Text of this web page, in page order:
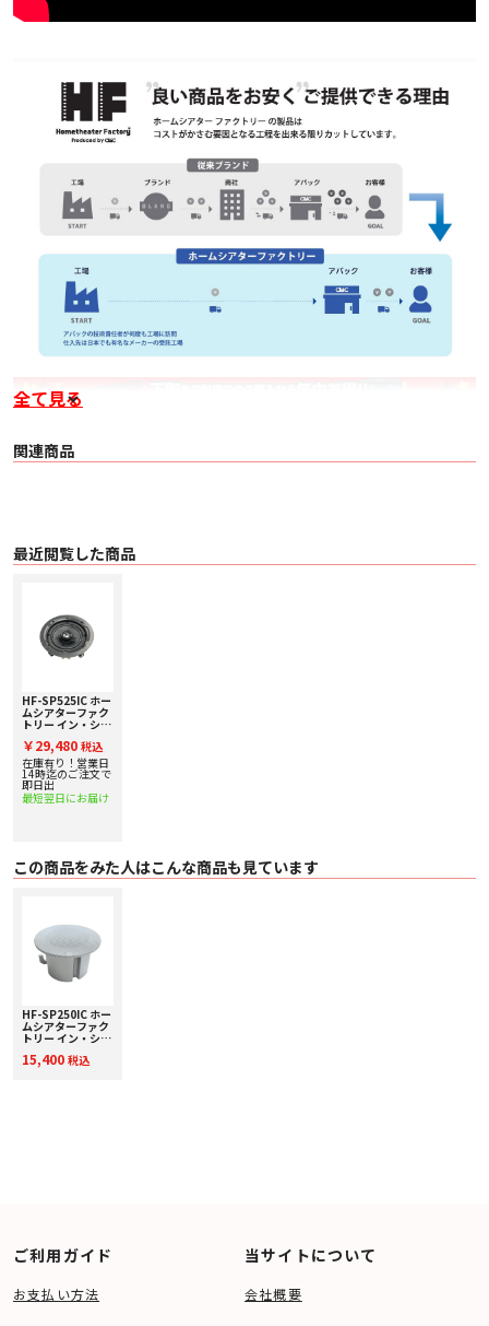
■ 主な特長
〇 リビングルームのサラウンドスピーカーとしてに綺麗に設置出来るようサイ
〇 ウーファー部には音の正確性とパワー感、耐久性にも優れたファイバーグラ
スコーンを採用。
〇 音の透過性と耐久性に考慮されたフランジレスのサランネットを付属。
〇 可動型ツィーター（前後左右に約10度）の採用により、視聴位置方向へ音
〇 部屋の状況やお好みに合わせ、±3dBの音圧調整が出来るスイッチを搭載。
■ 主な仕様
〇 ツィーター 25mmメタルドーム 回転型ツィーター
〇 ウーファー 5.25インチファイバーグラスコーン ラバーエッジ型ウーファー
全て見る
関連商品
最近閲覧した商品
HF-SP525IC ホー
ムシアターファク
トリー イン・シー
[1台]
￥29,480 税込
在庫有り！営業日
14時迄のご注文で
即日出
最短翌日にお届け
この商品をみた人はこんな商品も見ています
HF-SP250IC ホー
ムシアターファク
トリー イン・シー
[1台] 超小型埋め
15,400 税込
ご利用ガイド
お支払い方法
当サイトについて
会社概要